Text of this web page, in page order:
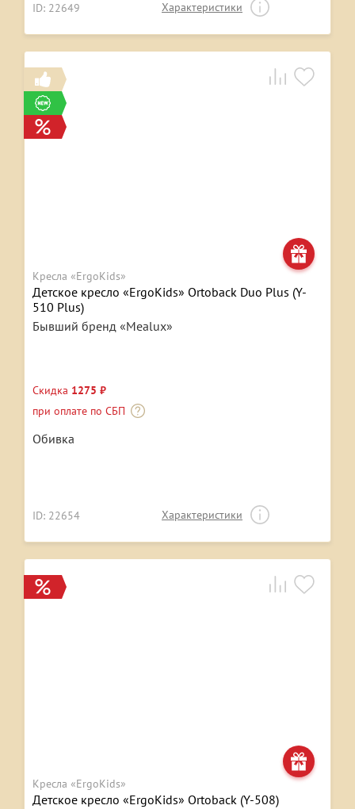
ID: 22649 Характеристики
Кресла «ErgoKids»
Детское кресло «ErgoKids» Ortoback Duo Plus (Y-
510 Plus)
Бывший бренд «Mealux»
Скидка 1275 ₽
при оплате по СБП
Обивка
ID: 22654 Характеристики
Кресла «ErgoKids»
Детское кресло «ErgoKids» Ortoback (Y-508)